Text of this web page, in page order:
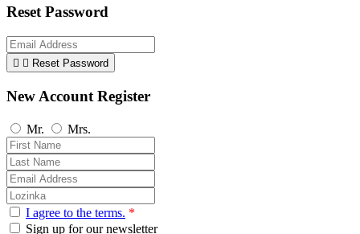
Reset Password
  Reset Password
New Account Register
Mr. Mrs.
I agree to the terms. *
Sign up for our newsletter